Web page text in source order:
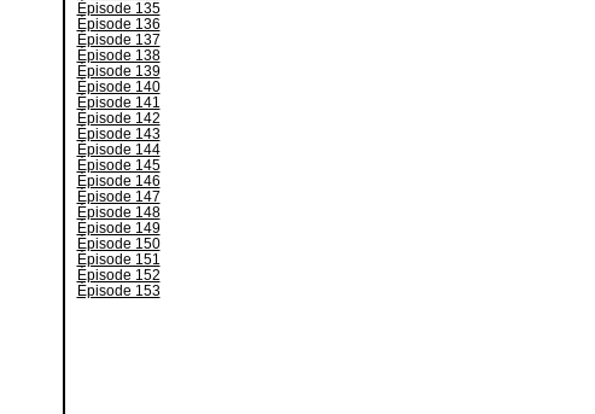
Épisode 135
Épisode 136
Épisode 137
Épisode 138
Épisode 139
Épisode 140
Épisode 141
Épisode 142
Épisode 143
Épisode 144
Épisode 145
Épisode 146
Épisode 147
Épisode 148
Épisode 149
Épisode 150
Épisode 151
Épisode 152
Épisode 153